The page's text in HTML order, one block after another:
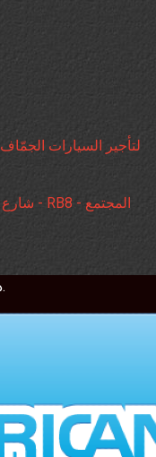
©2026 دريفوس، جميع الحقوق محفوظة.